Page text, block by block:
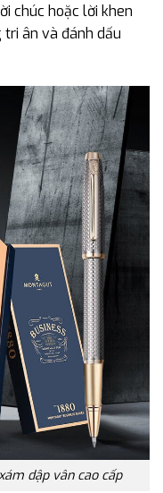
chúc hoặc lời khen
ân và đánh dấu
dập vân cao cấp